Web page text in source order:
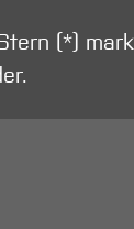
(*)